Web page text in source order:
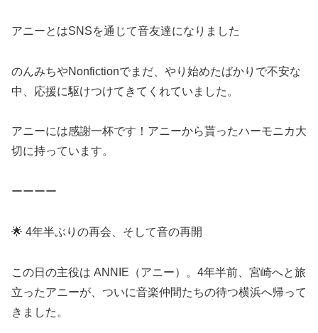
アニーとはSNSを通じて音友達になりました
のんみちやNonfictionでまだ、やり始めたばかりで不安な
中、応援に駆けつけてきてくれていました。
アニーには感謝一杯です！アニーから貰ったハーモニカ大
切に持っています。
ーーーー
🌟 4年半ぶりの再会、そして音の再開
この日の主役は ANNIE（アニー）。4年半前、宮崎へと旅
立ったアニーが、ついに音楽仲間たちの待つ横浜へ帰って
きました。